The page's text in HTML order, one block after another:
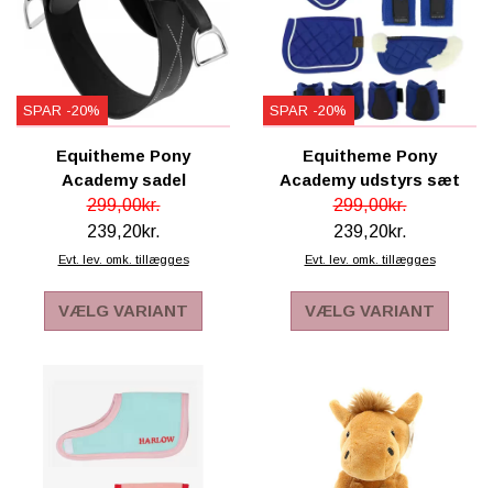
SPAR -20%
Equitheme Pony
Academy sadel
299,00kr.
239,20kr.
Evt. lev. omk. tillægges
VÆLG VARIANT
SPAR -20%
Equitheme Pony
Academy udstyrs sæt
299,00kr.
239,20kr.
Evt. lev. omk. tillægges
VÆLG VARIANT